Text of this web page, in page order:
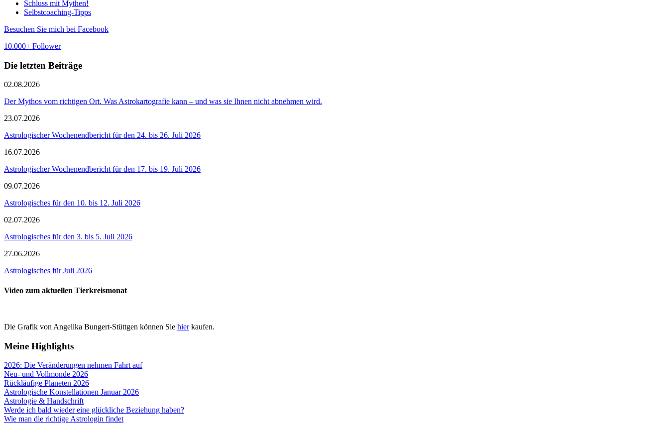
Schluss mit Mythen!
Selbstcoaching-Tipps
Besuchen Sie mich bei Facebook
10.000+ Follower
Die letzten Beiträge
02.08.2026
Der Mythos vom richtigen Ort. Was Astrokartografie kann – und was sie Ihnen nicht abnehmen wird.
23.07.2026
Astrologischer Wochenendbericht für den 24. bis 26. Juli 2026
16.07.2026
Astrologischer Wochenendbericht für den 17. bis 19. Juli 2026
09.07.2026
Astrologisches für den 10. bis 12. Juli 2026
02.07.2026
Astrologisches für den 3. bis 5. Juli 2026
27.06.2026
Astrologisches für Juli 2026
Video zum aktuellen Tierkreismonat
Die Grafik von Angelika Bungert-Stüttgen können Sie hierkaufen.
Meine Highlights
2026: Die Veränderungen nehmen Fahrt auf
Neu- und Vollmonde 2026
Rückläufige Planeten 2026
Astrologische Konstellationen Januar 2026
Astrologie & Handschrift
Werde ich bald wieder eine glückliche Beziehung haben?
Wie man die richtige Astrologin findet